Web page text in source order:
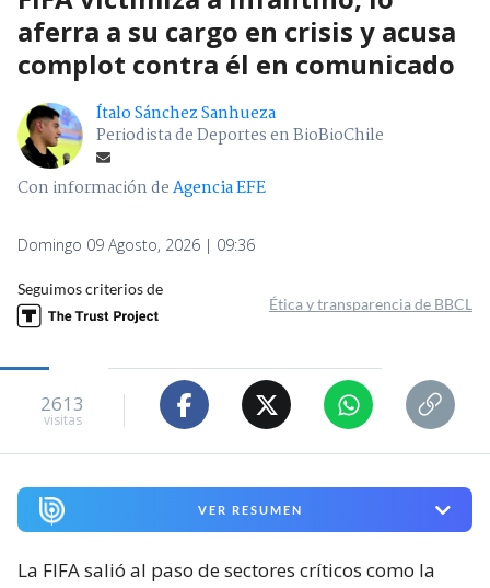
aferra a su cargo en crisis y acusa
complot contra él en comunicado
Ítalo Sánchez Sanhueza
Periodista de Deportes en BioBioChile
Con información deAgencia EFE
Domingo 09 Agosto, 2026 | 09:36
Seguimos criterios de
Ética y transparencia de BBCL
2613
visitas
VER RESUMEN
La FIFA salió al paso de sectores críticos como la